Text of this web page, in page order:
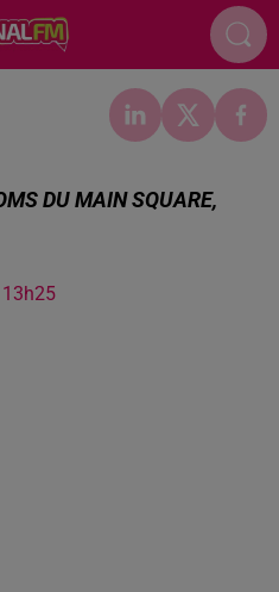
DU MAIN SQUARE,